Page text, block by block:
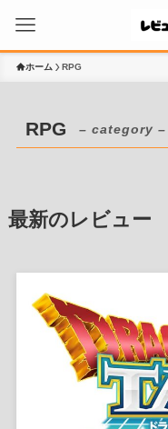
ホーム RPG
RPG – category –
最新のレビュー